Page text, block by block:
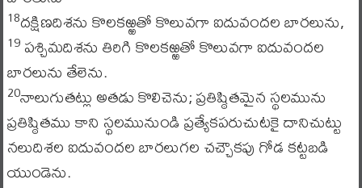
18దక్షిణదిశను కొలకఱ్ఱతో కొలువగా ఐదువందల బారలును,
19పశ్చిమదిశను తిరిగి కొలకఱ్ఱతో కొలువగా ఐదువందల
బారలును తేలెను.
20నాలుగుతట్లు అతడు కొలిచెను; ప్రతిష్ఠితమైన స్థలమును
ప్రతిష్ఠితము కాని స్థలమునుండి ప్రత్యేకపరుచుటకై దానిచుట్టు
నలుదిశల ఐదువందల బారలుగల చచ్చౌకపు గోడ కట్టబడి
యుండెను.